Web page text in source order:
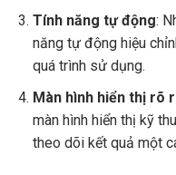
Tính năng tự động:
năng tự động hiệu
quá trình sử dụng.
Màn hình hiển thị rõ
màn hình hiển thị kỹ
theo dõi kết quả một